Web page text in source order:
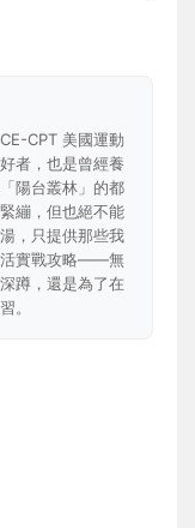
CPT 美國運動
者，也是曾經養
陽台叢林」的都
繃，但也絕不能
，只提供那些我
活實戰攻略——無
蹲，還是為了在
。